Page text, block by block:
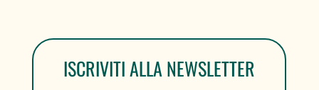
ISCRIVITI ALLA NEWSLETTER